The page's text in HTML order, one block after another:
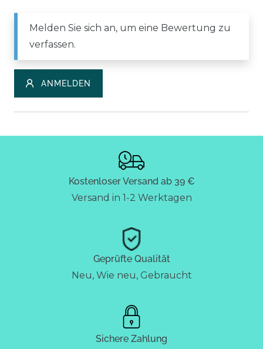
Melden Sie sich an, um eine Bewertung zu
verfassen.
ANMELDEN
Kostenloser Versand ab 39 €
Versand in 1-2 Werktagen
Geprüfte Qualität
Neu, Wie neu, Gebraucht
Sichere Zahlung